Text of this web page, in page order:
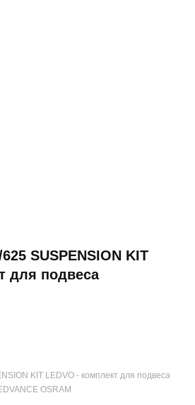
SUSPENSION KIT
для подвеса
KIT LEDVO - комплект для подвеса
OSRAM